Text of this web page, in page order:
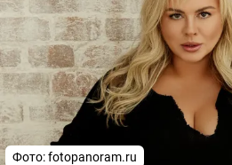
Фото: fotopanoram.ru